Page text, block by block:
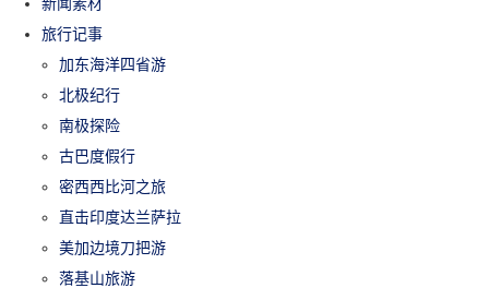
旅行记事
加东海洋四省游
北极纪行
南极探险
古巴度假行
密西西比河之旅
直击印度达兰萨拉
美加边境刀把游
落基山旅游